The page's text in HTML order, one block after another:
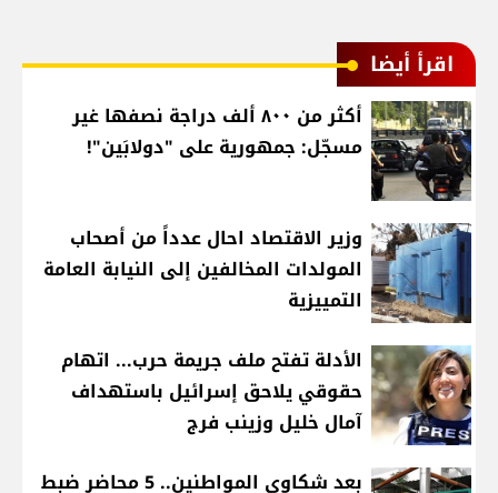
اقرأ أيضا
أكثر من ٨٠٠ ألف دراجة نصفها غير
مسجّل: جمهورية على "دولابَين"!
وزير الاقتصاد احال عدداً من أصحاب
المولدات المخالفين إلى النيابة العامة
التمييزية
الأدلة تفتح ملف جريمة حرب... اتهام
حقوقي يلاحق إسرائيل باستهداف
آمال خليل وزينب فرج
بعد شكاوى المواطنين.. 5 محاضر ضبط